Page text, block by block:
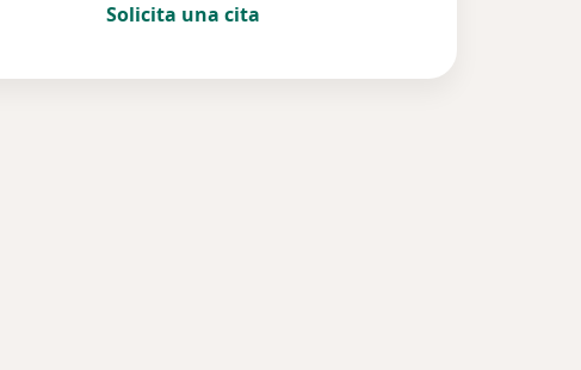
Solicita una cita